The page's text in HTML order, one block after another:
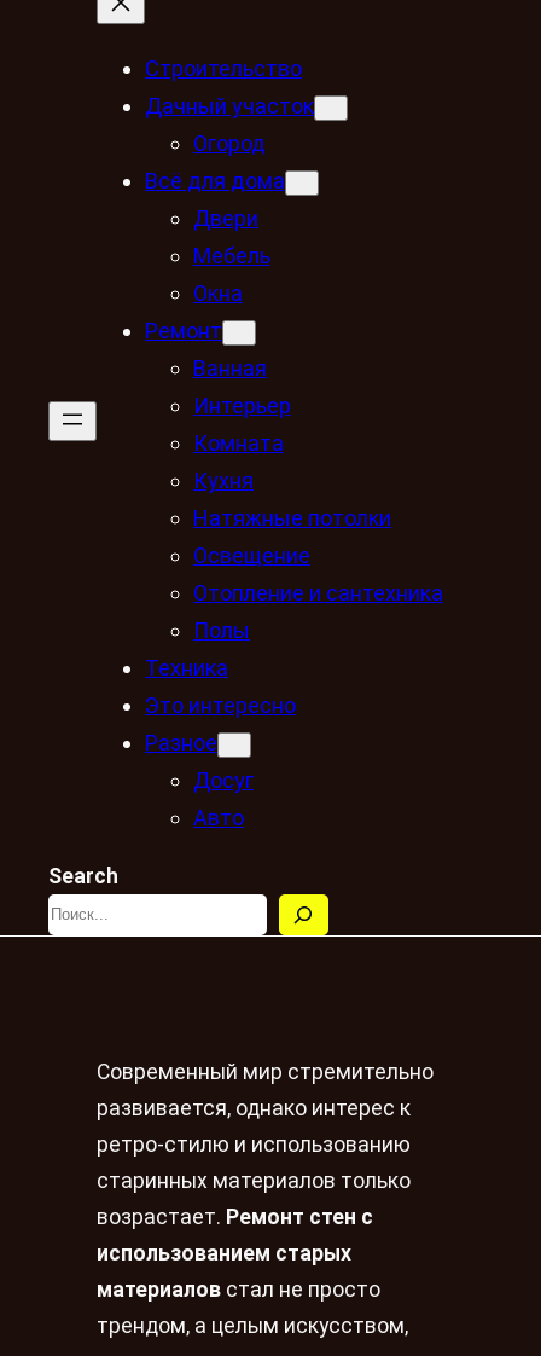
Строительство
Дачный участок
Огород
Всё для дома
Двери
Мебель
Окна
Ремонт
Ванная
Интерьер
Комната
Кухня
Натяжные потолки
Освещение
Отопление и сантехника
Полы
Техника
Это интересно
Разное
Досуг
Авто
Search
Современный мир стремительно
развивается, однако интерес к
ретро-стилю и использованию
старинных материалов только
возрастает. Ремонт стен с
использованием старых
материалов стал не просто
трендом, а целым искусством,